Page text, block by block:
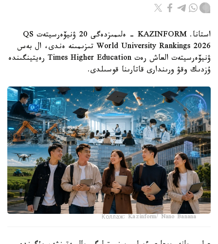
استانا. KAZINFORM - ەلىمىزدەگى 20 ۋنيۆەرسيتەت QS
World University Rankings 2026 تىزىمىنە ەندى، ال بەس
ۋنيۆەرسيتەت العاش رەت Times Higher Education رەيتينگىندە
ۇزدىك وقۋ ورىندارى قاتارىنا قوسىلدى.
Коллаж: Kazinform/ Nano Banana